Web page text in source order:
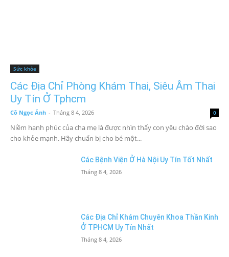
Sức khỏe
Các Địa Chỉ Phòng Khám Thai, Siêu Âm Thai
Uy Tín Ở Tphcm
Cô Ngọc Ánh - Tháng 8 4, 2026 0
Niềm hạnh phúc của cha mẹ là được nhìn thấy con yêu chào đời sao
cho khỏe mạnh. Hãy chuẩn bị cho bé một...
Các Bệnh Viện Ở Hà Nội Uy Tín Tốt Nhất
Tháng 8 4, 2026
Các Địa Chỉ Khám Chuyên Khoa Thần Kinh
Ở TPHCM Uy Tín Nhất
Tháng 8 4, 2026